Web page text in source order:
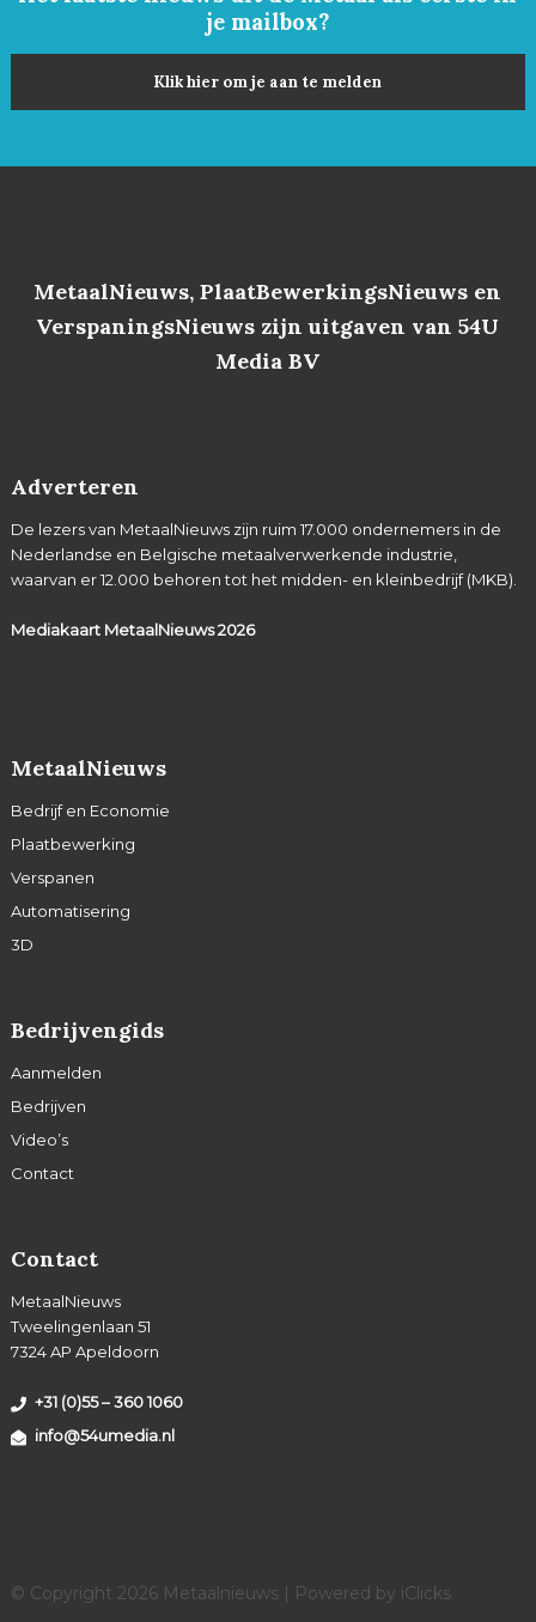
je mailbox?
Klik hier om je aan te melden
MetaalNieuws, PlaatBewerkingsNieuws en
VerspaningsNieuws zijn uitgaven van 54U
Media BV
Adverteren
De lezers van MetaalNieuws zijn ruim 17.000 ondernemers in de
Nederlandse en Belgische metaalverwerkende industrie,
waarvan er 12.000 behoren tot het midden- en kleinbedrijf (MKB).
Mediakaart MetaalNieuws2026
MetaalNieuws
Bedrijf en Economie
Plaatbewerking
Verspanen
Automatisering
3D
Bedrijvengids
Aanmelden
Bedrijven
Video’s
Contact
Contact
MetaalNieuws
Tweelingenlaan 51
7324 AP Apeldoorn
+31 (0)55 – 360 1060
info@54umedia.nl
© Copyright 2026 Metaalnieuws | Powered by iClicks